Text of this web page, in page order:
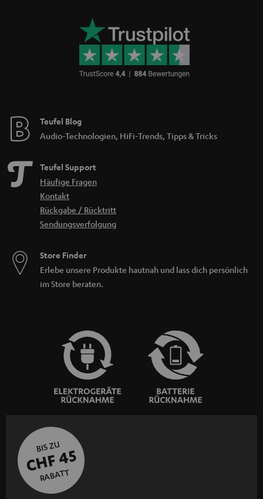
Teufel Blog
Audio-Technologien, HiFi-Trends, Tipps & Tricks
Teufel Support
Häufige Fragen
Kontakt
Rückgabe / Rücktritt
Sendungsverfolgung
Store Finder
Erlebe unsere Produkte hautnah und lass dich persönlich
im Store beraten.
BIS ZU
CHF 45
RABATT